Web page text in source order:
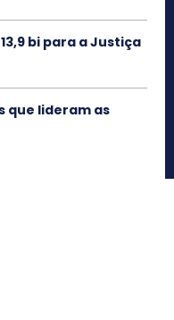
bi para a Justiça
que lideram as